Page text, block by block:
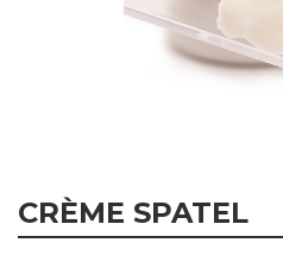
CRÈME SPATEL